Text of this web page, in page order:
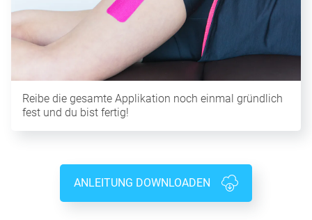
Reibe die gesamte Applikation noch einmal gründlich
fest und du bist fertig!
ANLEITUNG DOWNLOADEN